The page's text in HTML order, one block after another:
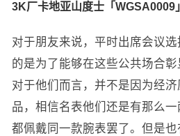
3K厂卡地亚山度士「WGSA0009
对于朋友来说，平时出席会议
的是为了能够在这些公共场合彰
对于他们而言，并不是因为经
品，相信名表他们还是有那么
都佩戴同一款腕表罢了。但是